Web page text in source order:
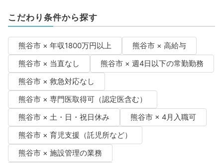
こだわり条件から探す
熊谷市 × 年収1800万円以上
熊谷市 × 高給与
熊谷市 × 当直なし
熊谷市 × 週4日以下の常勤勤務
熊谷市 × 救急対応なし
熊谷市 × 専門医取得可（認定医含む）
熊谷市 × 土・日・祝日休み
熊谷市 × 4月入職可
熊谷市 × 育児支援（託児所など）
熊谷市 × 施設管理の業務